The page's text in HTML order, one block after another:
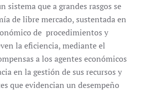
sistema que a grandes rasgos se
de libre mercado, sustentada en
de procedimientos y
la eficiencia, mediante el
a los agentes económicos
en la gestión de sus recursos y
que evidencian un desempeño